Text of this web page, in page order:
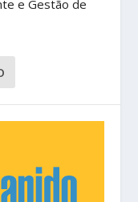
e Gestão de